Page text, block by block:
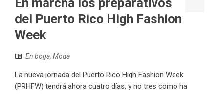
del Puerto Rico High Fashion
Week
En boga, Moda
La nueva jornada del Puerto Rico High Fashion Week
(PRHFW) tendrá ahora cuatro días, y no tres como ha